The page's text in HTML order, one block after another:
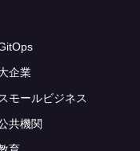
企業
スモールビジネス
共機関